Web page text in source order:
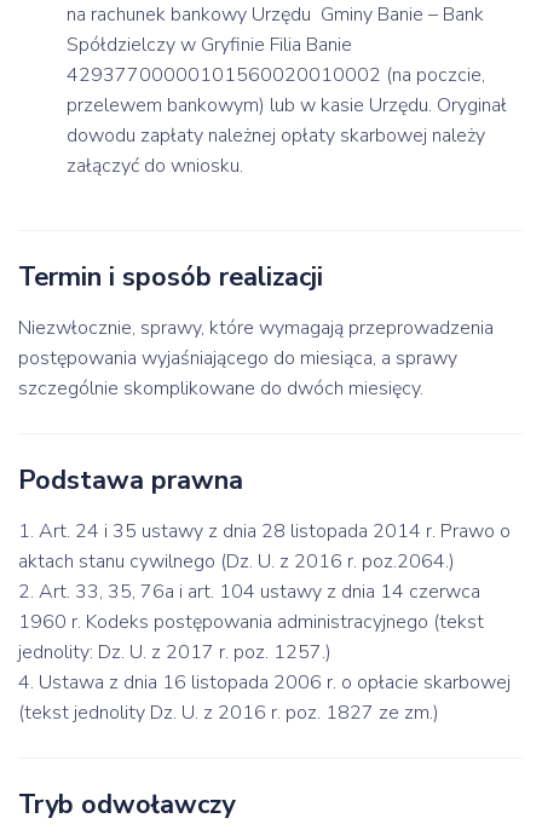
na rachunek bankowy Urzędu Gminy Banie – Bank
Spółdzielczy w Gryfinie Filia Banie
42937700000101560020010002 (na poczcie,
przelewem bankowym) lub w kasie Urzędu. Oryginał
dowodu zapłaty należnej opłaty skarbowej należy
załączyć do wniosku.
Termin i sposób realizacji
Niezwłocznie, sprawy, które wymagają przeprowadzenia
postępowania wyjaśniającego do miesiąca, a sprawy
szczególnie skomplikowane do dwóch miesięcy.
Podstawa prawna
1. Art. 24 i 35 ustawy z dnia 28 listopada 2014 r. Prawo o
aktach stanu cywilnego (Dz. U. z 2016 r. poz.2064.)
2. Art. 33, 35, 76a i art. 104 ustawy z dnia 14 czerwca
1960 r. Kodeks postępowania administracyjnego (tekst
jednolity: Dz. U. z 2017 r. poz. 1257.)
4. Ustawa z dnia 16 listopada 2006 r. o opłacie skarbowej
(tekst jednolity Dz. U. z 2016 r. poz. 1827 ze zm.)
Tryb odwoławczy